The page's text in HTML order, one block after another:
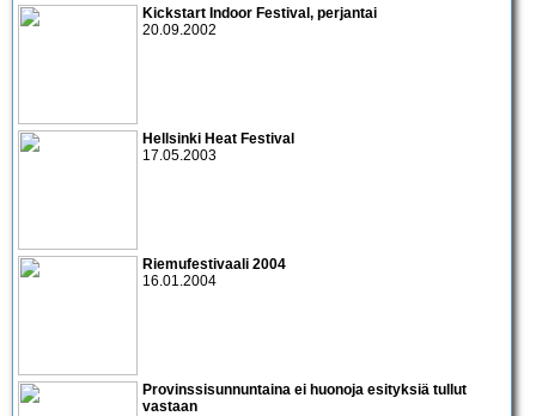
Kickstart Indoor Festival, perjantai
20.09.2002
Hellsinki Heat Festival
17.05.2003
Riemufestivaali 2004
16.01.2004
Provinssisunnuntaina ei huonoja esityksiä tullut
vastaan